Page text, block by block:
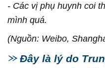
- Các vị phụ huynh coi
mình quá.
(Nguồn: Weibo,
Đây là lý do